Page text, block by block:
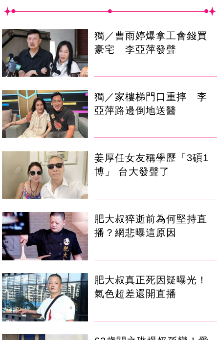
獨／曹雨婷爆拿工會錢買
豪宅 李亞萍發聲
獨／家樓梯門口重摔 李
亞萍路邊倒地送醫
姜厚任女友稱學歷「3碩1
博」 台大發聲了
肥大叔猝逝前為何堅持直
播？網悲曝這原因
肥大叔真正死因疑曝光！
氣色超差還開直播